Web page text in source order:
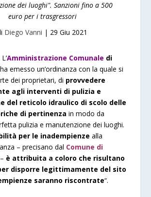
dei luoghi". Sanzioni fino a 500
euro per i trasgressori
Diego Vanni | 29 Giu 2021
L’Amministrazione Comunale di
ha emesso un’ordinanza con la quale si
dei proprietari, di provvedere
agli interventi di pulizia e
del reticolo idraulico di scolo delle
di pertinenza in modo da
pulizia e manutenzione dei luoghi.
per le inadempienze alla
– precisano dal Comune di
– è attribuita a coloro che risultano
disporre legittimamente del sito
saranno riscontrate“.